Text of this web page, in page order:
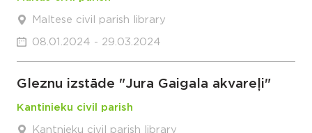
Maltese civil parish library
08.01.2024 - 29.03.2024
Gleznu izstāde "Jura Gaigala akvareļi"
Kantinieku civil parish
Kantnieku civil parish library